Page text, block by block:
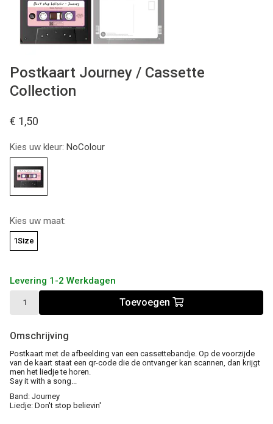
KIDS
Postkaart Journey / Cassette
Collection
€ 1,50
Kies uw kleur: NoColour
Kies uw maat:
1Size
Levering 1-2 Werkdagen
Toevoegen
Omschrijving
Postkaart met de afbeelding van een cassettebandje. Op de voorzijde
van de kaart staat een qr-code die de ontvanger kan scannen, dan krijgt
men het liedje te horen.
Say it with a song...
Band: Journey
Liedje: Don't stop believin'